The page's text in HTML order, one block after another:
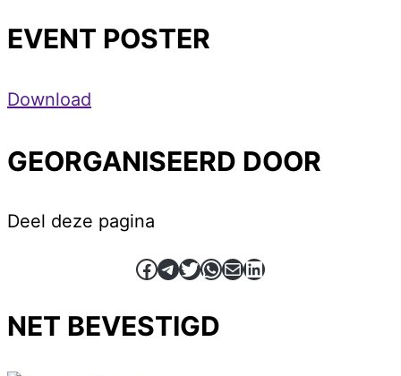
EVENT POSTER
Download
GEORGANISEERD DOOR
Deel deze pagina
Facebook
Telegram
Twitter
WhatsApp
E-mailLinkedIn
NET BEVESTIGD